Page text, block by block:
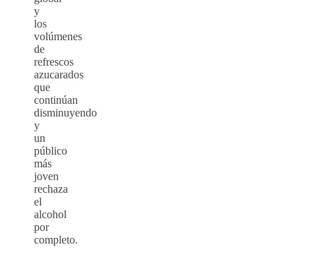
y
los
volúmenes
de
refrescos
azucarados
que
continúan
disminuyendo
y
un
público
más
joven
rechaza
el
alcohol
por
completo.